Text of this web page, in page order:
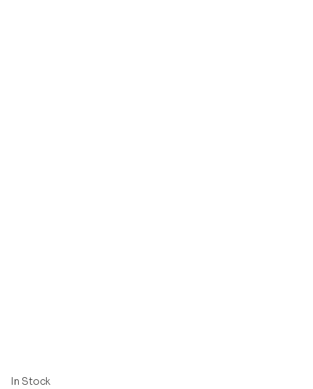
In Stock